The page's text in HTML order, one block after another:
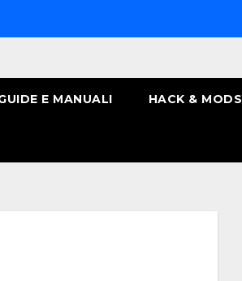
E MANUALI HACK & MODS